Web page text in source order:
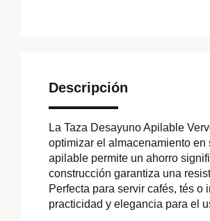
Descripción
La Taza Desayuno Apilable
optimizar el almacenamiento
apilable permite un ahorro
construcción garantiza una
Perfecta para servir cafés, tés
practicidad y elegancia para el